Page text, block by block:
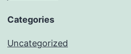
Categories
Uncategorized